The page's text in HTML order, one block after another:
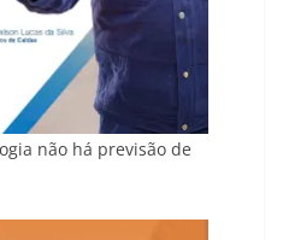
não há previsão de